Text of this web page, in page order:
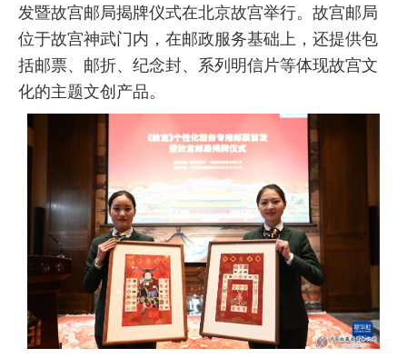
发暨故宫邮局揭牌仪式在北京故宫举行。故宫邮局
位于故宫神武门内，在邮政服务基础上，还提供包
括邮票、邮折、纪念封、系列明信片等体现故宫文
化的主题文创产品。